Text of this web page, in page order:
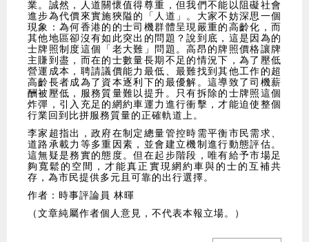
業。誠然，人道關懷值得尊重，但我們不能以阻礙社會
進步為代價來實施狹隘的「人道」。大家不妨深思一個
現象：為何香港的的士司機群體呈現嚴重的高齡化，而
其他地區卻沒有如此突出的問題？說到底，這是因為的
士牌照制度這個「老大難」問題。高昂的牌照價格讓牌
主賺到盡，而在的士數量長期不足的情況下，為了壓低
營運成本，聘請議價能力最低、最難找到其他工作的超
高齡長者成為了資本逐利下的最優解。這導致了司機薪
酬被壓低，服務質量難以提升。只有拆除的士牌照這個
炸彈，引入充足的網約車運力進行衝擊，才能迫使整個
行業回到比拼服務質量的正確軌道上。
李家超指出，政府在制定總量管控時需平衡市民需求、
道路承載力等多重因素，並會建立機制進行動態評估。
這無疑是務實的態度。但在起步階段，唯有給予市場足
夠寬鬆的空間，才能真正實現網約車與的士的互補共
存，為市民提供多元且可靠的出行選擇。
作者：時事評論員 林暉
（文章純屬作者個人意見，不代表本報立場。）